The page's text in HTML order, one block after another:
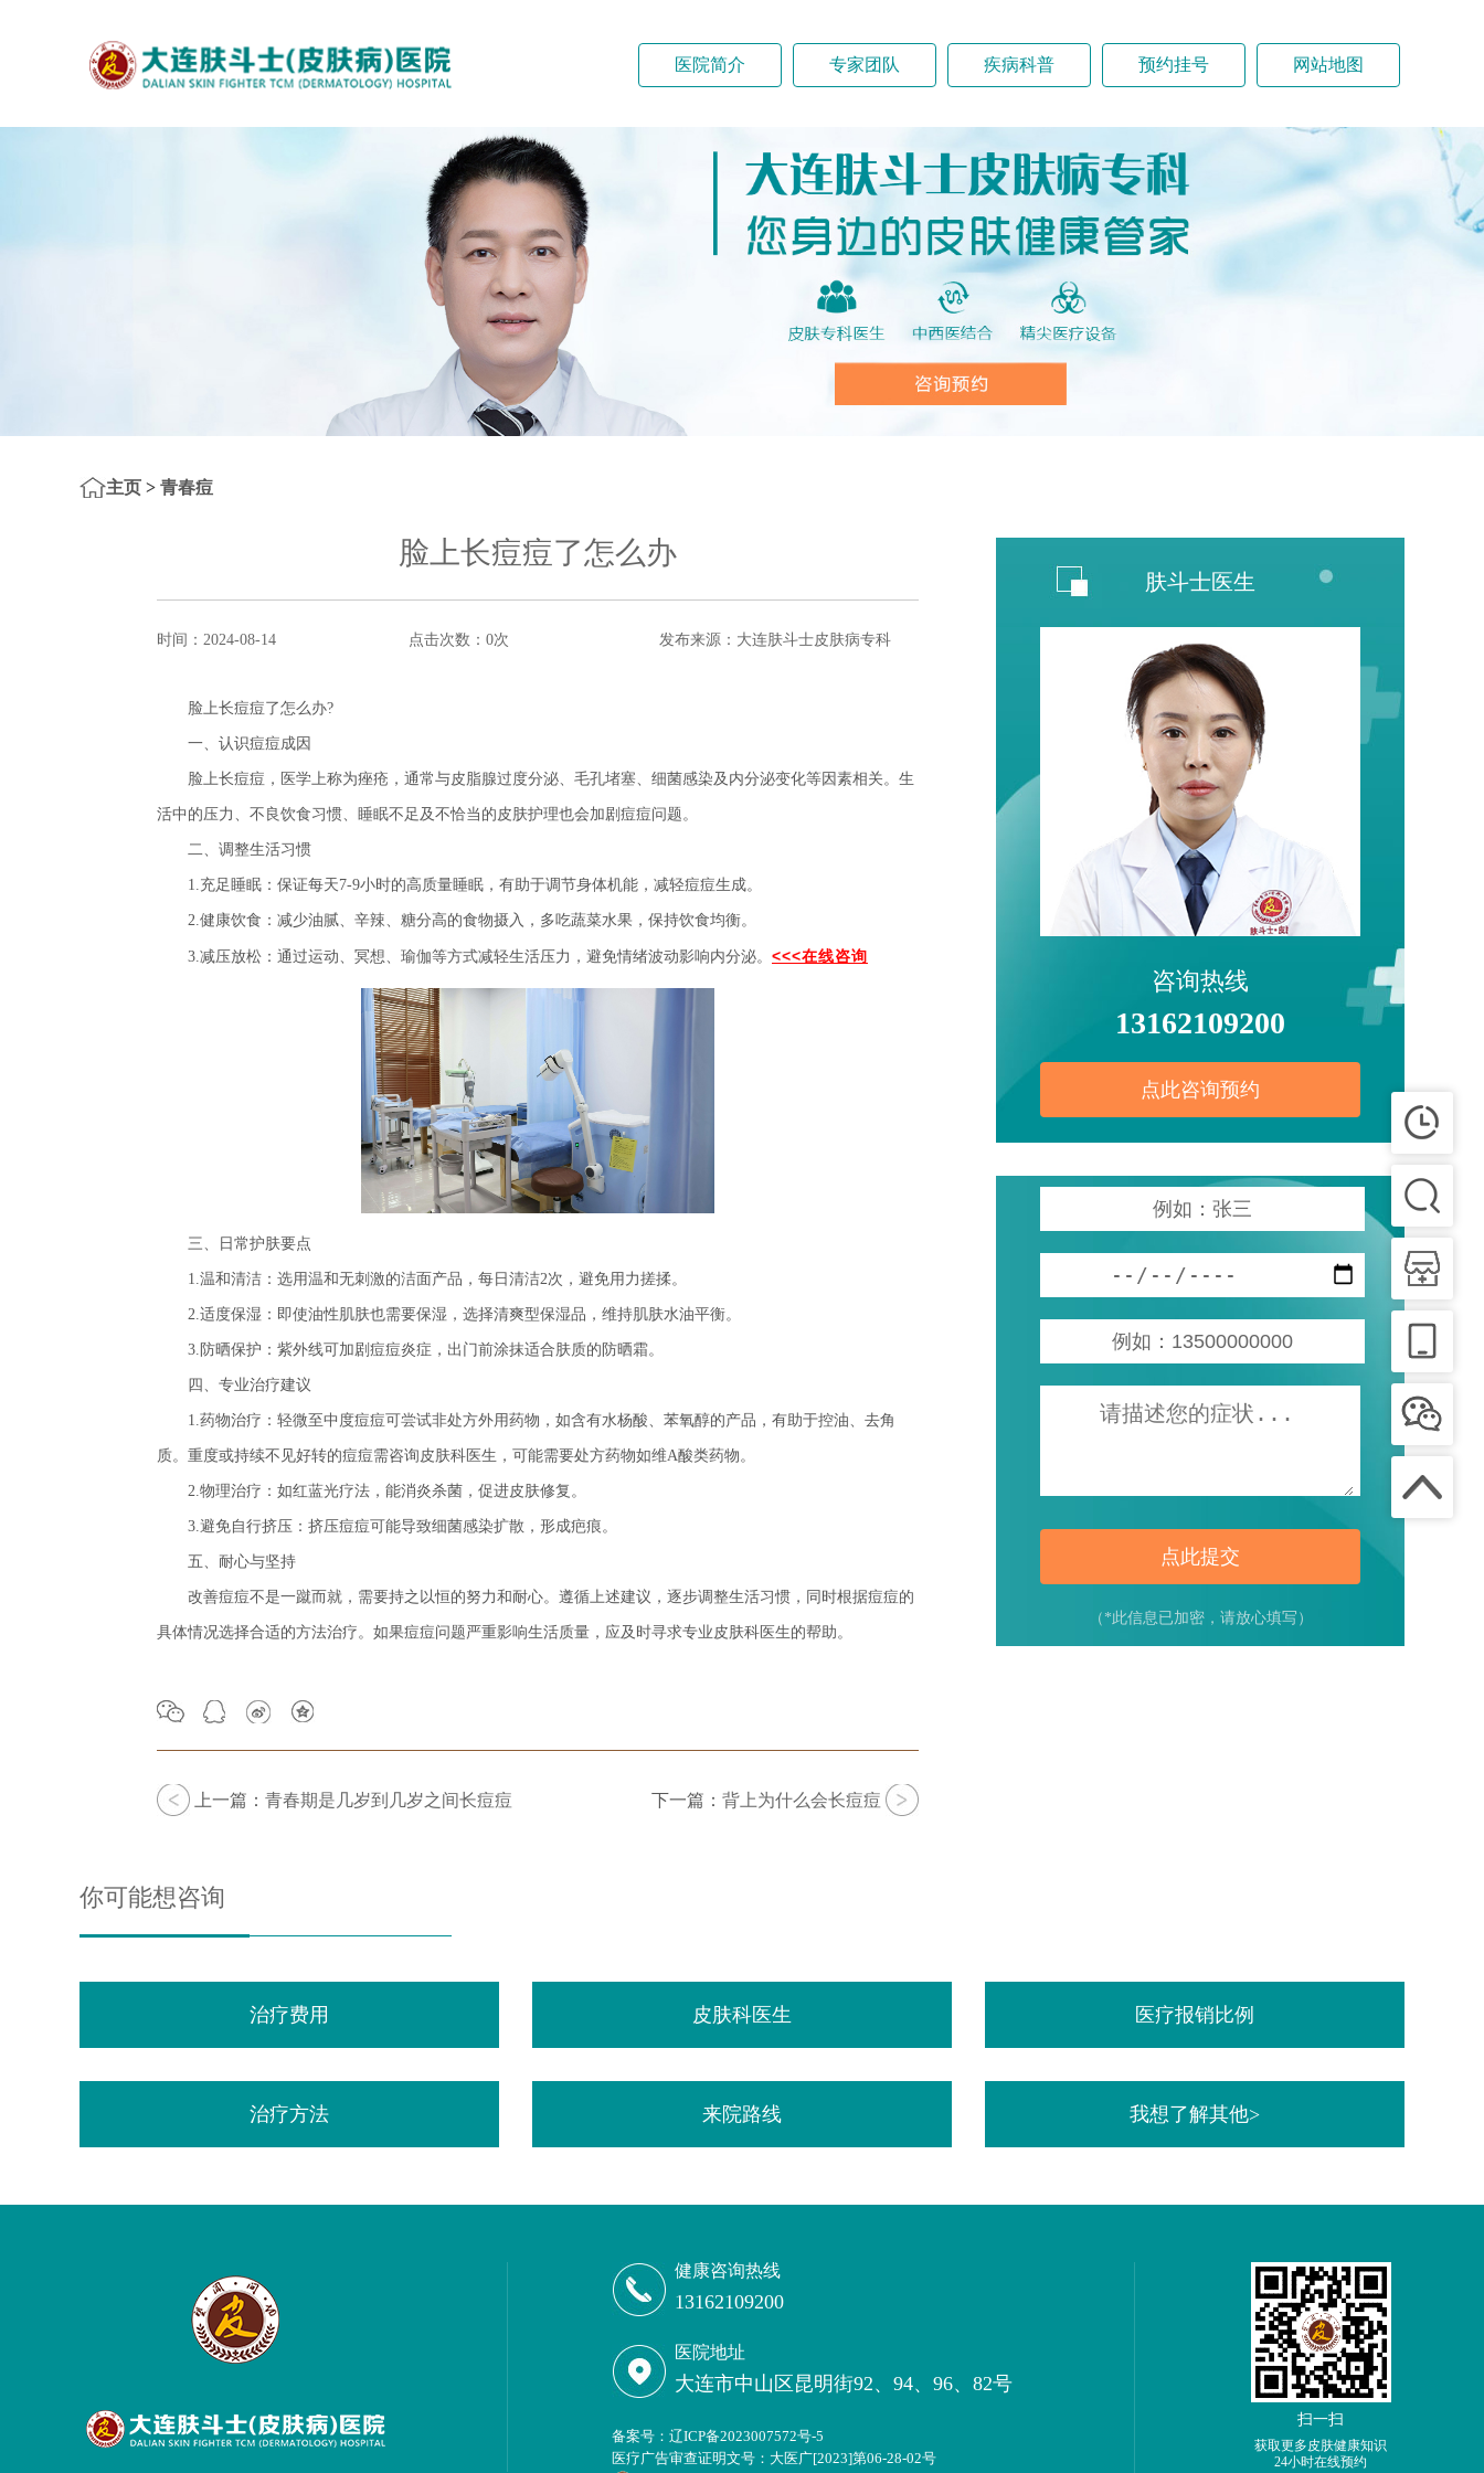
医院简介 专家团队 疾病科普
银屑病
手足癣
色斑(祛斑)
医院新闻
预约挂号 网站地图
主页 > 青春痘
脸上长痘痘了怎么办
时间：2024-08-14 点击次数： 0次 发布来源：大连肤斗士皮肤病专科
脸上长痘痘了怎么办?
一、认识痘痘成因
脸上长痘痘，医学上称为痤疮，通常与皮脂腺过度分泌、毛孔堵塞、细菌感染及内分泌变化等因素相关。生
活中的压力、不良饮食习惯、睡眠不足及不恰当的皮肤护理也会加剧痘痘问题。
二、调整生活习惯
1.充足睡眠：保证每天7-9小时的高质量睡眠，有助于调节身体机能，减轻痘痘生成。
2.健康饮食：减少油腻、辛辣、糖分高的食物摄入，多吃蔬菜水果，保持饮食均衡。
3.减压放松：通过运动、冥想、瑜伽等方式减轻生活压力，避免情绪波动影响内分泌。 <<<在线咨询
三、日常护肤要点
1.温和清洁：选用温和无刺激的洁面产品，每日清洁2次，避免用力搓揉。
2.适度保湿：即使油性肌肤也需要保湿，选择清爽型保湿品，维持肌肤水油平衡。
3.防晒保护：紫外线可加剧痘痘炎症，出门前涂抹适合肤质的防晒霜。
四、专业治疗建议
1.药物治疗：轻微至中度痘痘可尝试非处方外用药物，如含有水杨酸、苯氧醇的产品，有助于控油、去角
质。重度或持续不见好转的痘痘需咨询皮肤科医生，可能需要处方药物如维A酸类药物。
2.物理治疗：如红蓝光疗法，能消炎杀菌，促进皮肤修复。
3.避免自行挤压：挤压痘痘可能导致细菌感染扩散，形成疤痕。
五、耐心与坚持
改善痘痘不是一蹴而就，需要持之以恒的努力和耐心。遵循上述建议，逐步调整生活习惯，同时根据痘痘的
具体情况选择合适的方法治疗。如果痘痘问题严重影响生活质量，应及时寻求专业皮肤科医生的帮助。
上一篇： 青春期是几岁到几岁之间长痘痘 下一篇： 背上为什么会长痘痘
肤斗士医生
咨询热线
13162109200
点此咨询预约
点此提交
（*此信息已加密，请放心填写）
你可能想咨询
治疗费用 皮肤科医生 医疗报销比例
治疗方法 来院路线 我想了解其他>
健康咨询热线
13162109200
医院地址
大连市中山区昆明街92、94、96、82号
备案号： 辽ICP备2023007572号-5
医疗广告审查证明文号：大医广[2023]第06-28-02号
扫一扫
获取更多皮肤健康知识
24小时在线预约